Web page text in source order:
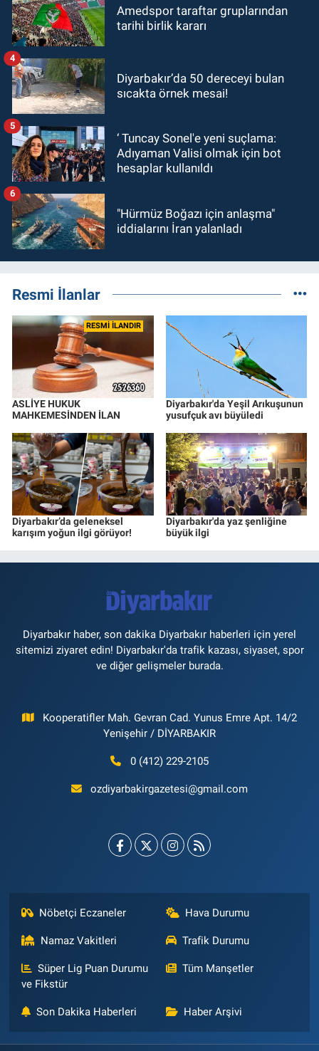
Amedspor taraftar gruplarından
tarihi birlik kararı
Diyarbakır’da 50 dereceyi bulan
sıcakta örnek mesai!
4
‘ Tuncay Sonel'e yeni suçlama:
Adıyaman Valisi olmak için bot
hesaplar kullanıldı
5
"Hürmüz Boğazı için anlaşma"
iddialarını İran yalanladı
6
Resmi İlanlar
RESMİ İLANDIR
ASLİYE HUKUK
MAHKEMESİNDEN İLAN
Diyarbakır'da Yeşil Arıkuşunun
yusufçuk avı büyüledi
Diyarbakır’da geleneksel
karışım yoğun ilgi görüyor!
Diyarbakır'da yaz şenliğine
büyük ilgi
Diyarbakır haber, son dakika Diyarbakır haberleri için yerel
sitemizi ziyaret edin! Diyarbakır'da trafik kazası, siyaset, spor
ve diğer gelişmeler burada.
Kooperatifler Mah. Gevran Cad. Yunus Emre Apt. 14/2
Yenişehir / DİYARBAKIR
0 (412) 229-2105
ozdiyarbakirgazetesi@gmail.com
Nöbetçi Eczaneler Hava Durumu
Namaz Vakitleri Trafik Durumu
Süper Lig Puan Durumu
ve Fikstür
Tüm Manşetler
Son Dakika Haberleri Haber Arşivi